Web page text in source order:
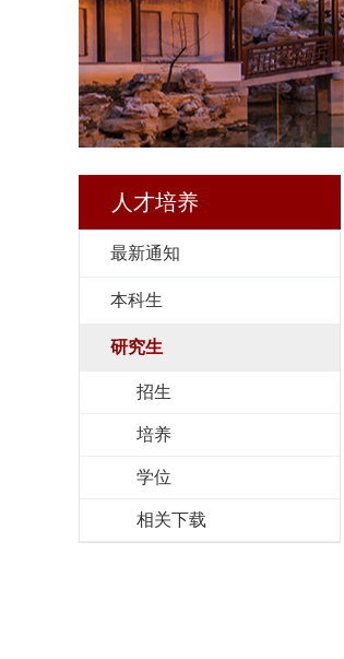
人才培养
最新通知
本科生
研究生
招生
培养
学位
相关下载